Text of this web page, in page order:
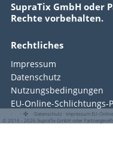
SupraTix GmbH oder
Rechte vorbehalten.
Rechtliches
Impressum
Datenschutz
Nutzungsbedingungen
EU-Online-Schlichtungs-
Datenschutz Impressum EU-
© 2016 - 2026 SupraTix GmbH oder